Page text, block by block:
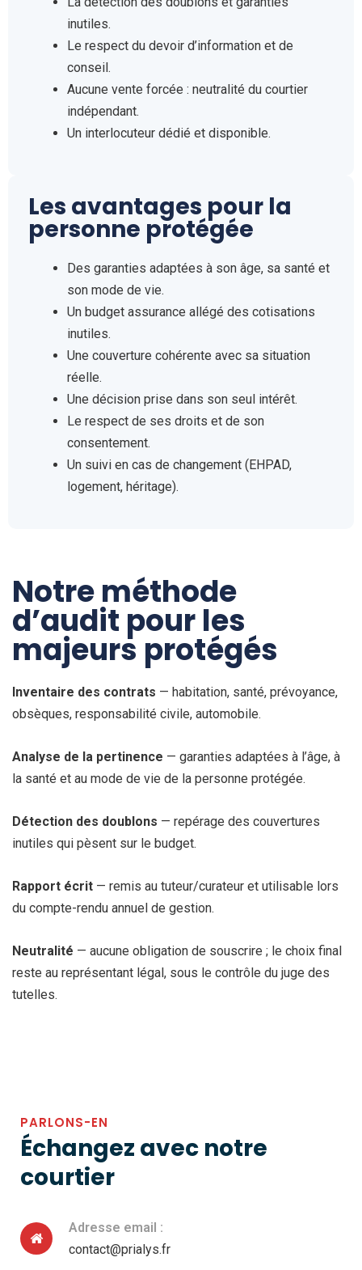
inutiles.
Le respect du devoir d’information et de
conseil.
Aucune vente forcée : neutralité du courtier
indépendant.
Un interlocuteur dédié et disponible.
Les avantages pour la
personne protégée
Des garanties adaptées à son âge, sa santé et
son mode de vie.
Un budget assurance allégé des cotisations
inutiles.
Une couverture cohérente avec sa situation
réelle.
Une décision prise dans son seul intérêt.
Le respect de ses droits et de son
consentement.
Un suivi en cas de changement (EHPAD,
logement, héritage).
Notre méthode
d’audit pour les
majeurs protégés
Inventaire des contrats — habitation, santé, prévoyance,
obsèques, responsabilité civile, automobile.
Analyse de la pertinence — garanties adaptées à l’âge, à
la santé et au mode de vie de la personne protégée.
Détection des doublons — repérage des couvertures
inutiles qui pèsent sur le budget.
Rapport écrit — remis au tuteur/curateur et utilisable lors
du compte-rendu annuel de gestion.
Neutralité — aucune obligation de souscrire ; le choix final
reste au représentant légal, sous le contrôle du juge des
tutelles.
PARLONS-EN
Échangez avec notre
courtier
Adresse email :
contact@prialys.fr